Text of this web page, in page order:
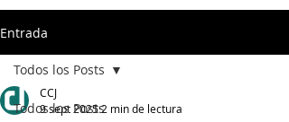
Entrada
Todos los Posts
Todos los Posts
CCJ
9 sept 20252 min de lectura